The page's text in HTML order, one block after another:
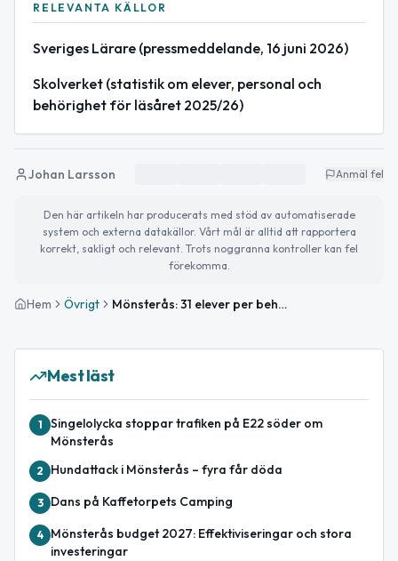
RELEVANTA KÄLLOR
Sveriges Lärare (pressmeddelande, 16 juni 2026)
Skolverket (statistik om elever, personal och
behörighet för läsåret 2025/26)
Johan Larsson Anmäl fel
Den här artikeln har producerats med stöd av automatiserade
system och externa datakällor. Vårt mål är alltid att rapportera
korrekt, sakligt och relevant. Trots noggranna kontroller kan fel
förekomma.
Hem Övrigt Mönsterås: 31 elever per behörig lärare i fritidshemmen
Mest läst
1
Singelolycka stoppar trafiken på E22 söder om
Mönsterås
2 Hundattack i Mönsterås – fyra får döda
3 Dans på Kaffetorpets Camping
4
Mönsterås budget 2027: Effektiviseringar och stora
investeringar